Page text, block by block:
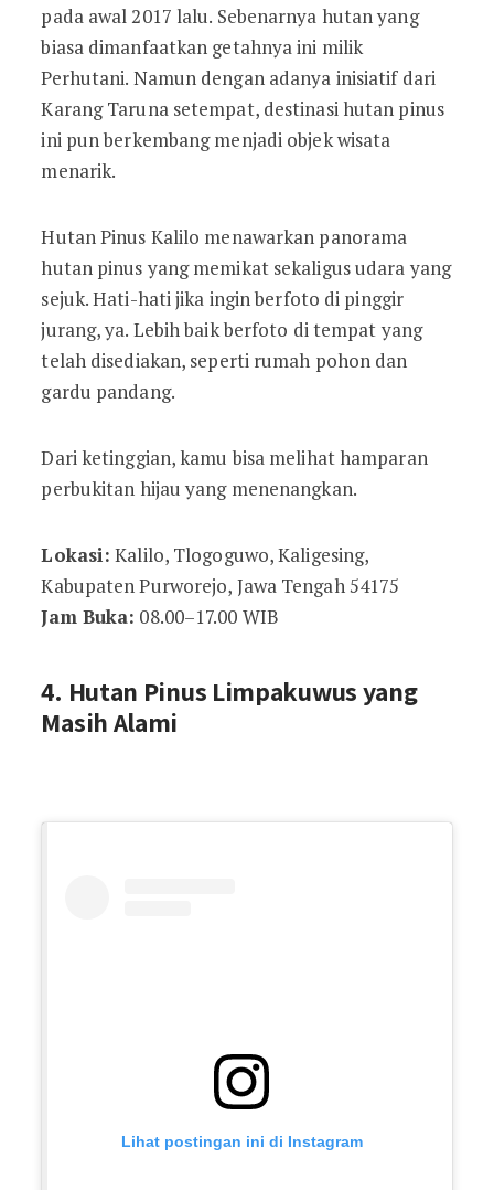
pada awal 2017 lalu. Sebenarnya hutan yang
biasa dimanfaatkan getahnya ini milik
Perhutani. Namun dengan adanya inisiatif dari
Karang Taruna setempat, destinasi hutan pinus
ini pun berkembang menjadi objek wisata
menarik.
Hutan Pinus Kalilo menawarkan panorama
hutan pinus yang memikat sekaligus udara yang
sejuk. Hati-hati jika ingin berfoto di pinggir
jurang, ya. Lebih baik berfoto di tempat yang
telah disediakan, seperti rumah pohon dan
gardu pandang.
Dari ketinggian, kamu bisa melihat hamparan
perbukitan hijau yang menenangkan.
Lokasi: Kalilo, Tlogoguwo, Kaligesing,
Kabupaten Purworejo, Jawa Tengah 54175
Jam Buka: 08.00–17.00 WIB
4. Hutan Pinus Limpakuwus yang
Masih Alami
Lihat postingan ini di Instagram